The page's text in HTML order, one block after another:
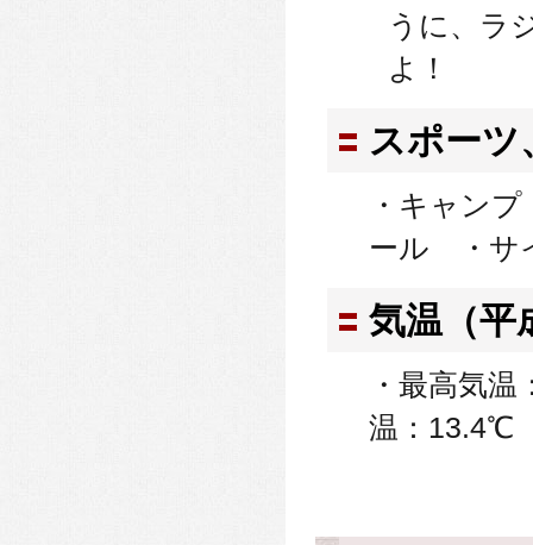
うに、ラ
よ！
スポーツ
・キャン
ール ・サ
気温（平
・最高気
温：13.4℃